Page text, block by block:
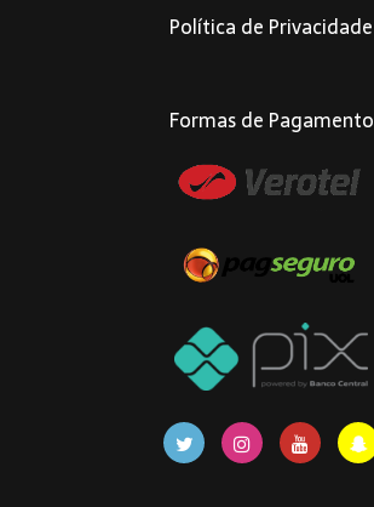
Política de Privacidade
Formas de Pagamento